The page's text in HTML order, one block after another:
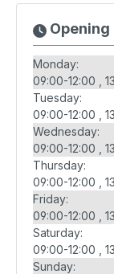
Opening
Monday:
09:00-12:00
Tuesday:
09:00-12:00
Wednesday:
09:00-12:00
Thursday:
09:00-12:00
Friday:
09:00-12:00
Saturday:
09:00-12:00
Sunday: